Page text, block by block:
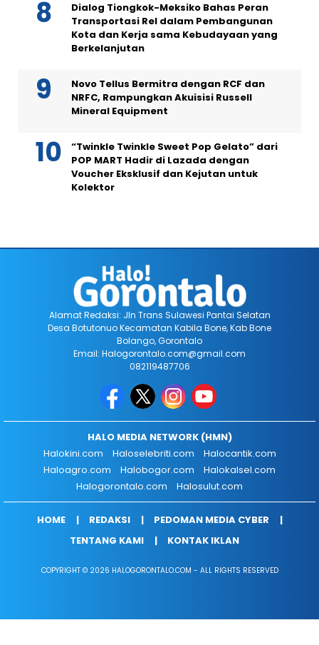
Dialog Tiongkok-Meksiko Bahas Peran
Transportasi Rel dalam Pembangunan
Kota dan Kerja sama Kebudayaan yang
Berkelanjutan
Novo Tellus Bermitra dengan RCF dan
NRFC, Rampungkan Akuisisi Russell
Mineral Equipment
“Twinkle Twinkle Sweet Pop Gelato” dari
POP MART Hadir di Lazada dengan
Voucher Eksklusif dan Kejutan untuk
Kolektor
Alamat Redaksi: Jln Trans Sulawesi Pantai Selatan
Desa Botutonuo Kecamatan Kabila Bone, Kab Bone
Bolango, Gorontalo
Email: Halogorontalo.com@gmail.com
082119487706
HALO MEDIA NETWORK (HMN)
Halokini.com
Haloselebriti.com
Halocantik.com
Haloagro.com
Halobogor.com
Halokalsel.com
Halogorontalo.com
Halosulut.com
HOME REDAKSI
PEDOMAN MEDIA CYBER
TENTANG KAMI
KONTAK IKLAN
COPYRIGHT © 2026 HALOGORONTALO.COM - ALL RIGHTS RESERVED